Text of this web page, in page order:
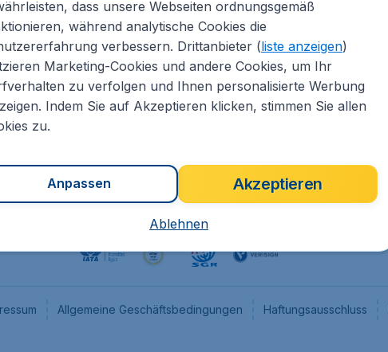
Informationen
CheapTickets.nl
CheapTickets.be
CheapTickets.ch
CheapTickets.sg
Flugladen.at
Allgemeine Geschäftsbedingungen Haftungsausschluss
dass unsere Webseiten ordnungsgemäß
während analytische Cookies die
verbessern. Drittanbieter (liste anzeigen)
Marketing-Cookies und andere Cookies, um Ihr
zu verfolgen und Ihnen personalisierte Werbung
Indem Sie auf Akzeptieren klicken, stimmen Sie allen
zu.
Akzeptieren
Anpassen
Ablehnen